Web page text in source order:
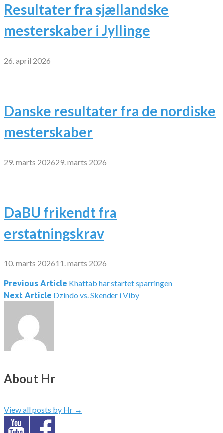
Resultater fra sjællandske
mesterskaber i Jyllinge
26. april 2026
Danske resultater fra de nordiske
mesterskaber
29. marts 202629. marts 2026
DaBU frikendt fra
erstatningskrav
10. marts 202611. marts 2026
Indlægsnavigation
Previous Article Khattab har startet sparringen
Next Article Dzindo vs. Skender i Viby
About Hr
View all posts by Hr →